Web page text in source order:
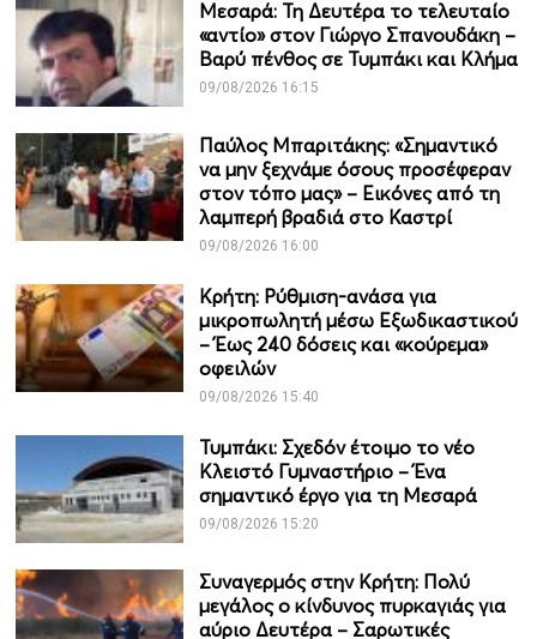
Μεσαρά: Τη Δευτέρα το τελευταίο
«αντίο» στον Γιώργο Σπανουδάκη –
Βαρύ πένθος σε Τυμπάκι και Κλήμα
09/08/2026 16:15
Παύλος Μπαριτάκης: «Σημαντικό
να μην ξεχνάμε όσους προσέφεραν
στον τόπο μας» – Εικόνες από τη
λαμπερή βραδιά στο Καστρί
09/08/2026 16:00
Κρήτη: Ρύθμιση-ανάσα για
μικροπωλητή μέσω Εξωδικαστικού
– Έως 240 δόσεις και «κούρεμα»
οφειλών
09/08/2026 15:40
Τυμπάκι: Σχεδόν έτοιμο το νέο
Κλειστό Γυμναστήριο – Ένα
σημαντικό έργο για τη Μεσαρά
09/08/2026 15:20
Συναγερμός στην Κρήτη: Πολύ
μεγάλος ο κίνδυνος πυρκαγιάς για
αύριο Δευτέρα – Σαρωτικές